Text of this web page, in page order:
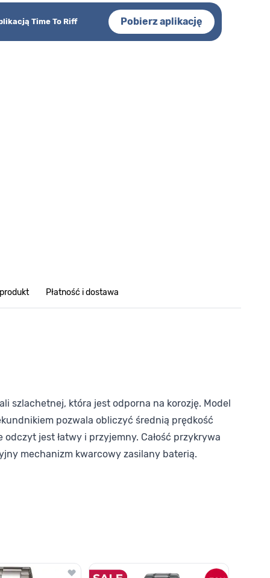
Time To Riff Pobierz aplikację
Płatność i dostawa
szlachetnej, która jest odporna na korozję. Model
pozwala obliczyć średnią prędkość
jest łatwy i przyjemny. Całość przykrywa
mechanizm kwarcowy zasilany baterią.
nawigacji karuzeli za pomocą linka pomijającego.